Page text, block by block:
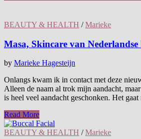
BEAUTY & HEALTH /Marieke
Masa, Skincare van Nederlandse
by Marieke Hagesteijn
Onlangs kwam ik in contact met deze
Alleen de naam al trok mijn aandacht,
is heel veel aandacht geschonken. Het
Read More
BEAUTY & HEALTH /Marieke